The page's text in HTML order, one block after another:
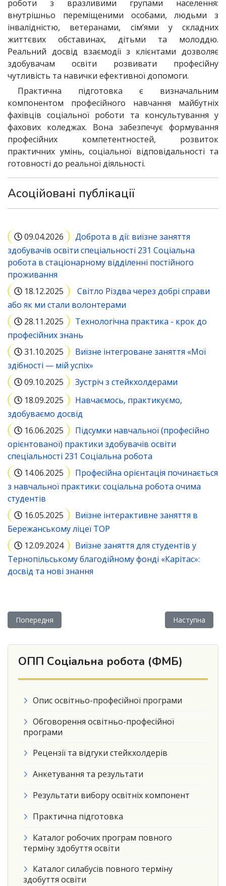
роботи з вразливими групами населення:
внутрішньо переміщеними особами, людьми з
інвалідністю, ветеранами, сім’ями у складних
життєвих обставинах, дітьми та молоддю.
Реальний досвід взаємодії з клієнтами дозволяє
здобувачам освіти розвивати професійну
чутливість та навички ефективної допомоги.
Практична підготовка є визначальним
компонентом професійного навчання майбутніх
фахівців соціальної роботи та консультування у
фахових коледжах. Вона забезпечує формування
професійних компетентностей, розвиток
практичних умінь, соціальної відповідальності та
готовності до реальної діяльності.
Асоційовані публікації
09.04.2026
Доброта в дії: виїзне заняття
здобувачів освіти спеціальності 231 Соціальна
робота в стаціонарному відділенні постійного
проживання
18.12.2025
Світло Різдва через добрі справи
або як ми стали волонтерами
28.11.2025
Технологічна практика - крок до
професійних знань
31.10.2025
Виїзне інтегроване заняття «Мої
здібності — мій успіх»
09.10.2025
Зустріч з стейкхолдерами
18.09.2025
Навчаємось, практикуємо,
здобуваємо досвід
16.06.2025
Підсумки навчальної (професійно
орієнтованої) практики здобувачів освіти
спеціальності 231 Соціальна робота
14.06.2025
Професійна орієнтація починається
з навчальної практики: соціальна робота очима
студентів
16.05.2025
Виїзне інтерактивне заняття в
Бережанському ліцеї ТОР
12.09.2024
Виїзне заняття для студентів у
Тернопільському благодійному фонді «Карітас»:
досвід та нові знання
Попередня стаття: Доброчесне спілкування з АІ: етика,
Попередня Наступна
Наступна
ОПП Соціальна робота (ФМБ)
Опис освітньо-професійної програми
Обговорення освітньо-професійної
програми
Рецензії та відгуки стейкхолдерів
Анкетування та результати
Результати вибору освітніх компонент
Практична підготовка
Каталог робочих програм повного
терміну здобуття освіти
Каталог силабусів повного терміну
здобуття освіти